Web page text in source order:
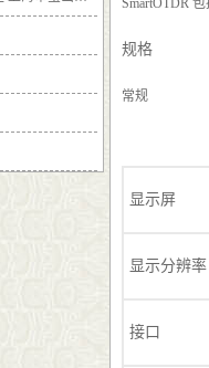
SmartOTDR
规格
常规
显示屏
显示分辨率
接口